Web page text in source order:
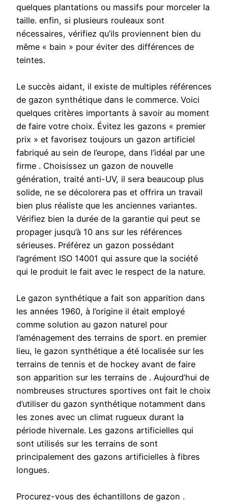
quelques plantations ou massifs pour morceler la
taille. enfin, si plusieurs rouleaux sont
nécessaires, vérifiez qu’ils proviennent bien du
même « bain » pour éviter des différences de
teintes.
Le succès aidant, il existe de multiples références
de gazon synthétique dans le commerce. Voici
quelques critères importants à savoir au moment
de faire votre choix. Évitez les gazons « premier
prix » et favorisez toujours un gazon artificiel
fabriqué au sein de l’europe, dans l’idéal par une
firme . Choisissez un gazon de nouvelle
génération, traité anti-UV, il sera beaucoup plus
solide, ne se décolorera pas et offrira un travail
bien plus réaliste que les anciennes variantes.
Vérifiez bien la durée de la garantie qui peut se
propager jusqu’à 10 ans sur les références
sérieuses. Préférez un gazon possédant
l’agrément ISO 14001 qui assure que la société
qui le produit le fait avec le respect de la nature.
Le gazon synthétique a fait son apparition dans
les années 1960, à l’origine il était employé
comme solution au gazon naturel pour
l’aménagement des terrains de sport. en premier
lieu, le gazon synthétique a été localisée sur les
terrains de tennis et de hockey avant de faire
son apparition sur les terrains de . Aujourd’hui de
nombreuses structures sportives ont fait le choix
d’utiliser du gazon synthétique notamment dans
les zones avec un climat rugueux durant la
période hivernale. Les gazons artificielles qui
sont utilisés sur les terrains de sont
principalement des gazons artificielles à fibres
longues.
Procurez-vous des échantillons de gazon .